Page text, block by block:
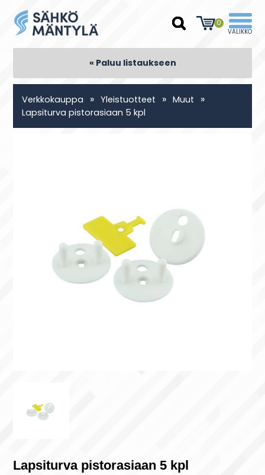
0
« Paluu listaukseen
Verkkokauppa » Yleistuotteet » Muut »
Lapsiturva pistorasiaan 5 kpl
Lapsiturva pistorasiaan 5 kpl